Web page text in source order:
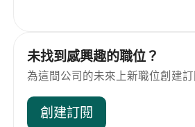
未找到感興趣的職位？
為這間公司的未來上新職位創建
創建訂閱